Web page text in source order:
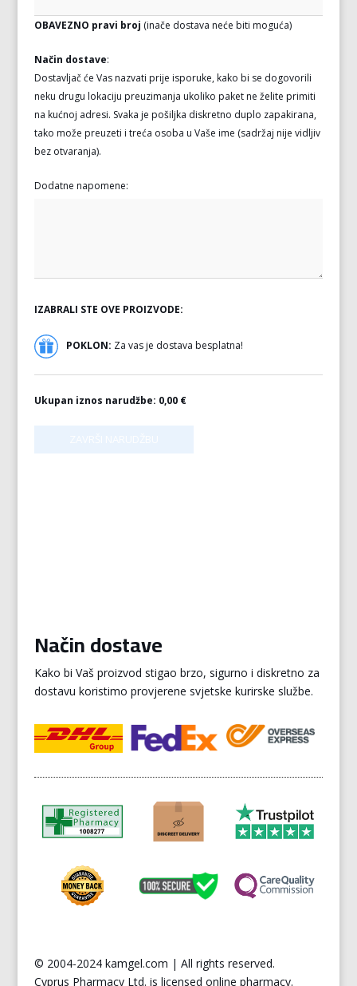
OBAVEZNO pravi broj (inače dostava neće biti moguća)
Način dostave:
Dostavljač će Vas nazvati prije isporuke, kako bi se dogovorili
neku drugu lokaciju preuzimanja ukoliko paket ne želite primiti
na kućnoj adresi. Svaka je pošiljka diskretno duplo zapakirana,
tako može preuzeti i treća osoba u Vaše ime (sadržaj nije vidljiv
bez otvaranja).
Dodatne napomene:
IZABRALI STE OVE PROIZVODE:
POKLON: Za vas je dostava besplatna!
Ukupan iznos narudžbe: 0,00 €
Način dostave
Kako bi Vaš proizvod stigao brzo, sigurno i diskretno za
dostavu koristimo provjerene svjetske kurirske službe.
© 2004-2024 kamgel.com | All rights reserved.
Cyprus Pharmacy Ltd. is licensed online pharmacy.